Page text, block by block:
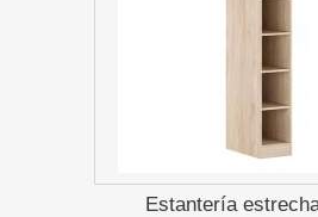
Estantería